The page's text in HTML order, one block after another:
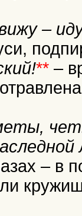
–
**–
– в